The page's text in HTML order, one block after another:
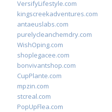
VersifyLifestyle.com
kingscreekadventures.com
antaeuslabs.com
purelycleanchemdry.com
WishOping.com
shoplegacee.com
bonvivantshop.com
CupPlante.com
mpzin.com
stcreal.com
PopUpFlea.com